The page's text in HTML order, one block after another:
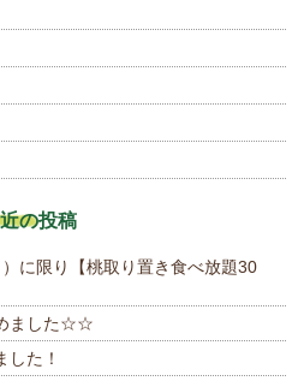
の投稿
に限り【桃取り置き食べ放題30
ました☆☆
した！